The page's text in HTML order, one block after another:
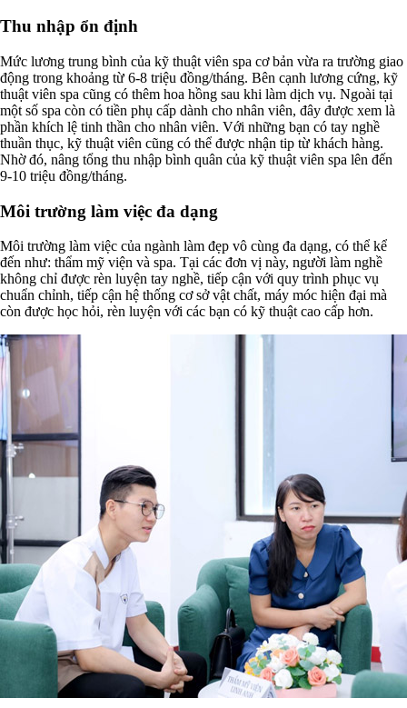
Thu nhập ổn định
Mức lương trung bình của kỹ thuật viên spa cơ bản vừa ra trường giao
động trong khoảng từ 6-8 triệu đồng/tháng. Bên cạnh lương cứng, kỹ
thuật viên spa cũng có thêm hoa hồng sau khi làm dịch vụ. Ngoài tại
một số spa còn có tiền phụ cấp dành cho nhân viên, đây được xem là
phần khích lệ tinh thần cho nhân viên. Với những bạn có tay nghề
thuần thục, kỹ thuật viên cũng có thể được nhận tip từ khách hàng.
Nhờ đó, nâng tổng thu nhập bình quân của kỹ thuật viên spa lên đến
9-10 triệu đồng/tháng.
Môi trường làm việc đa dạng
Môi trường làm việc của ngành làm đẹp vô cùng đa dạng, có thể kể
đến như: thẩm mỹ viện và spa. Tại các đơn vị này, người làm nghề
không chỉ được rèn luyện tay nghề, tiếp cận với quy trình phục vụ
chuẩn chỉnh, tiếp cận hệ thống cơ sở vật chất, máy móc hiện đại mà
còn được học hỏi, rèn luyện với các bạn có kỹ thuật cao cấp hơn.